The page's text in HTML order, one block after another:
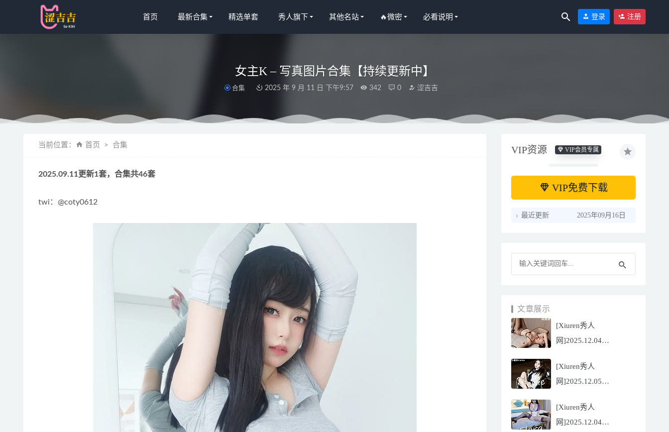
首页 最新合集 精选单套 秀人旗下 其他名站 🔥微密 必看说明 登录 注册
女主K – 写真图片合集【持续更新中】
合集 2025 年 9 月 11 日 下午9:57 342 0 涩吉吉
当前位置： 首页 合集
2025.09.11更新1套，合集共46套
twi：@coty0612
VIP资源 VIP会员专属
VIP免费下载
最近更新 2025年09月16日
文章展示
[Xiuren秀人
网]2025.12.04
[81P/751.43MB]
[Xiuren秀人
网]2025.12.05
nienie[60P/642.39MB]
[Xiuren秀人
网]2025.12.04